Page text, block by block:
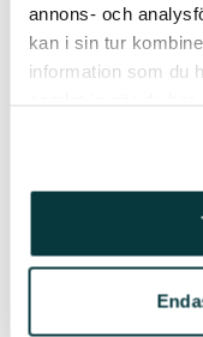
annons- och
kan i sin tur
information som du